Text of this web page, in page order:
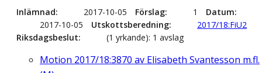
Inlämnad 2017-10-05 Förslag 1
Datum
2017-10-05
Utskottsberedning
2017/18:FiU2
Riksdagsbeslut
(1 yrkande): 1 avslag
Motion 2017/18:3870 av Elisabeth Svantesson m.fl.